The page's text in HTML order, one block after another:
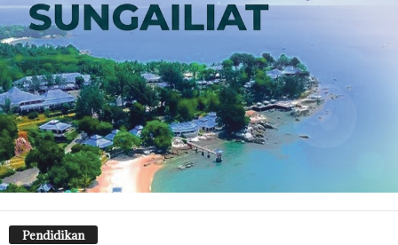
Pendidikan